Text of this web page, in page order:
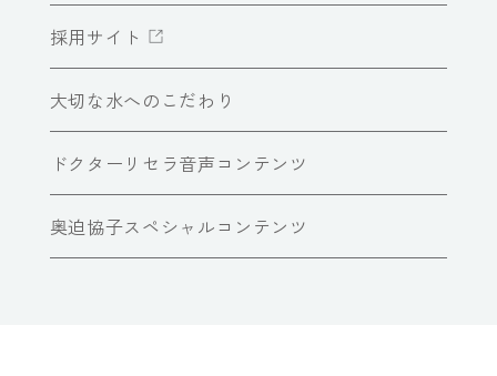
採用サイト
大切な水へのこだわり
ドクターリセラ音声コンテンツ
奥迫協子スペシャルコンテンツ